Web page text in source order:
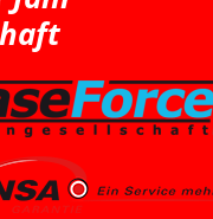
bessere Wahl ist. Schlussendlich
zu Auto Züri West
einen super Deal für einen
km, ist ein Voll-Benziner und
und Gesamtpaket sehr
Herrn Francesco Salerno war
und unkompliziert. Auch
relativ klar und limitiert war,
Besonders positiv fand
Austausch mit dem Berater über
und Dinge, die